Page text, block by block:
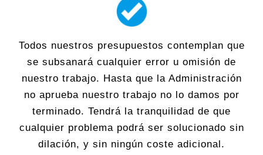
Todos nuestros presupuestos contemplan que
se subsanará cualquier error u omisión de
nuestro trabajo. Hasta que la Administración
no aprueba nuestro trabajo no lo damos por
terminado. Tendrá la tranquilidad de que
cualquier problema podrá ser solucionado sin
dilación, y sin ningún coste adicional.